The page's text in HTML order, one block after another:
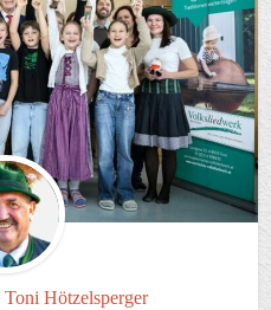
Toni Hötzelsperger